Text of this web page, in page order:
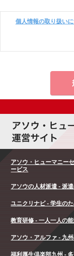
個人情報の取り扱い
アソウ・ヒューマニー
ービス
アソウの人材派遣 - 派
ユニクリナビ - 学生の
教育研修 - 一人一人の
アソウ・アルファ - 九
福利厚生倶楽部九州 -